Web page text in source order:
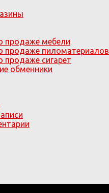
продаже мебели
продаже пиломатериалов
продаже сигарет
обменники